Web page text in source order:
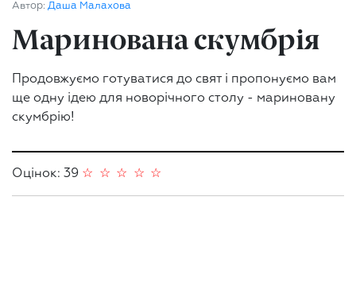
Автор: Даша Малахова
Маринована скумбрія
Продовжуємо готуватися до свят і пропонуємо вам
ще одну ідею для новорічного столу - мариновану
скумбрію!
Оцінок: 39 ☆
☆
☆
☆
☆